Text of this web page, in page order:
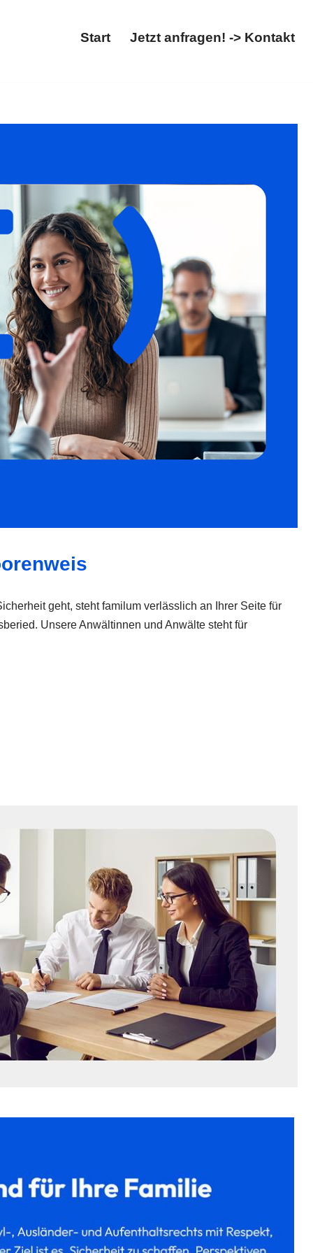
Start Jetzt anfragen! -> Kontakt
geht, steht familum verlässlich an Ihrer Seite für
Unsere Anwältinnen und Anwälte steht für